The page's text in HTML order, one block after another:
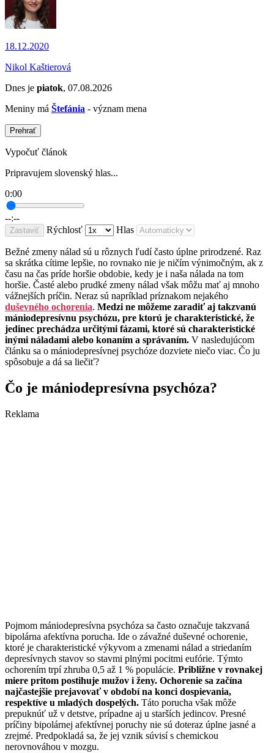
18.12.2020
Nikol Kaštierová
Dnes je piatok, 07.08.2026
Meniny má Štefánia - význam mena
Prehrať
Vypočuť článok
Pripravujem slovenský hlas...
0:00
--:--
Zastaviť Rýchlosť Hlas
Bežné zmeny nálad sú u rôznych ľudí často úplne prirodzené. Raz
sa skrátka cítime lepšie, no rovnako nie je ničím výnimočným, ak z
času na čas príde horšie obdobie, kedy je i naša nálada na tom
horšie. Časté alebo prudké zmeny nálad však môžu mať aj mnoho
vážnejších príčin. Neraz sú napríklad príznakom nejakého
duševného ochorenia. Medzi ne môžeme zaradiť aj takzvanú
mániodepresívnu psychózu, pre ktorú je charakteristické, že
jedinec prechádza určitými fázami, ktoré sú charakteristické
inými náladami alebo konaním a správaním. V nasledujúcom
článku sa o mániodepresívnej psychóze dozviete niečo viac. Čo ju
spôsobuje a dá sa liečiť?
Čo je mániodepresívna psychóza?
Reklama
Pojmom mániodepresívna psychóza sa často označuje takzvaná
bipolárna afektívna porucha. Ide o závažné duševné ochorenie,
ktoré je charakteristické výkyvom a zmenami nálad a striedaním
depresívnych stavov so stavmi plnými pocitmi eufórie. Týmto
ochorením trpí zhruba 0,5 až 1 % populácie. Približne v rovnakej
miere pritom postihuje mužov i ženy. Ochorenie sa začína
najčastejšie prejavovať v období na konci dospievania,
respektíve u mladých dospelých. Táto porucha však môže
prepuknúť už v detstve, prípadne aj u starších jedincov. Presné
príčiny bipolárnej afektívnej poruchy nie sú doteraz úplne jasné a
zrejmé. Predpokladá sa, že jej vznik súvisí s chemickou
nerovnováhou v mozgu.